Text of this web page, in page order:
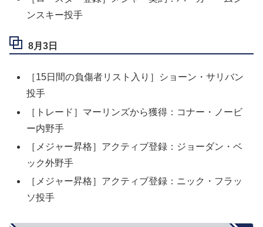
ンスキー投手
8月3日
［15日間の負傷者リスト入り］ショーン・サリバン
投手
［トレード］マーリンズから獲得：コナー・ノービ
ー内野手
［メジャー昇格］アクティブ登録：ジョーダン・ベ
ック外野手
［メジャー昇格］アクティブ登録：ニック・フラッ
ソ投手